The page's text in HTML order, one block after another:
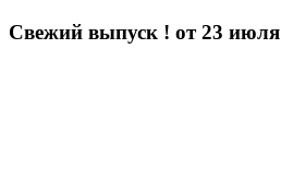
Свежий выпуск ! от 23 июля